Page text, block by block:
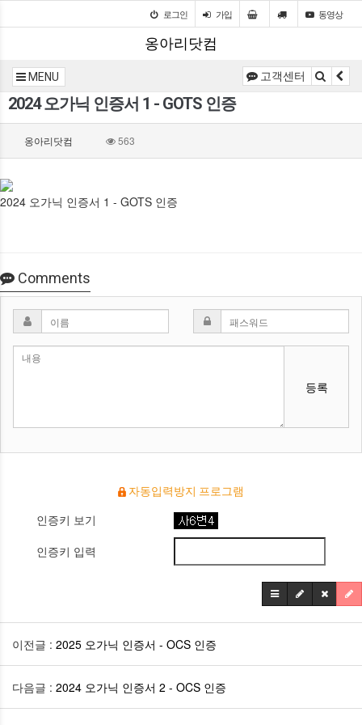
로그인 가입 동영상
옹아리닷컴
MENU 고객센터
2024 오가닉 인증서 1 - GOTS 인증
옹아리닷컴 563
2024 오가닉 인증서 1 - GOTS 인증
Comments
등록
자동입력방지 프로그램
인증키 보기
인증키 입력
이전글 : 2025 오가닉 인증서 - OCS 인증
다음글 : 2024 오가닉 인증서 2 - OCS 인증